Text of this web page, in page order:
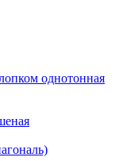
однотонная